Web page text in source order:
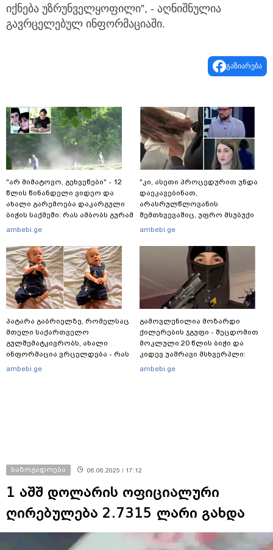
იქნება უზრუნველყოფილი”, - აღნიშნულია
გავრცელებულ ინფორმაციაში.
გაზიარება
"არ მიმატოვო, გეხვეწები" - 12
წლის წინანდელი ვიდეო და
ახალი გარემოება დაკარგული
ბიჭის საქმეში: რას ამბობს გურამ
დადიანიძის დედა
ambebi.ge
პატარა გაბრიელზე, რომელსაც
მთელი საქართველო
გულშემატკივრობს, ახალი
ინფორმაცია ვრცელდება - რას
წერს ბიჭუნას დედა?
ambebi.ge
"კი, ასეთი პროცედურით უნდა
დაეკავებინათ,
არასრულწლოვანის
შემთხვევაშიც, უფრო მსუბუქი
ვარიანტი ძნელი
რატომ აღსრულდა განჩინება
ღამე" - იურისტები
ambebi.ge
გამოვლენილია მოზარდი
ქილერების ჯგუფი - შეცდომით
მოკლული 20 წლის ბიჭი და
კიდევ უამრავი მსხვერპლი:
რომელ ქვეყნამდე მივიდა
ambebi.ge
საზოგადოება 06.06.2025 / 17:12
1 აშშ დოლარის ოფიციალური
ღირებულება 2.7315 ლარი გახდა